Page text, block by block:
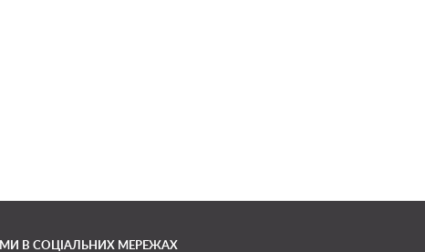
МИ В СОЦІАЛЬНИХ МЕРЕЖАХ